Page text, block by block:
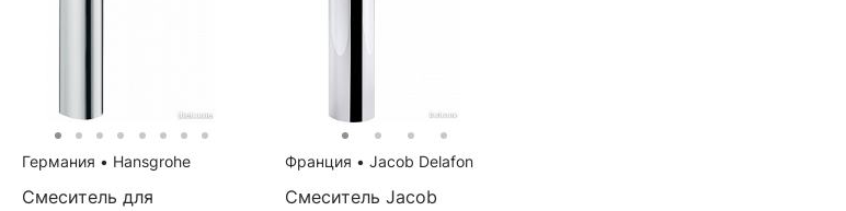
Германия • Hansgrohe
Смеситель для
Франция • Jacob Delafon
Смеситель Jacob